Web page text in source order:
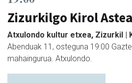
Zizurkilgo Kirol
Atxulondo kultur etxea, Zizurkil |
Abenduak 11, osteguna 19:00
mahaingurua. Atxulondo.